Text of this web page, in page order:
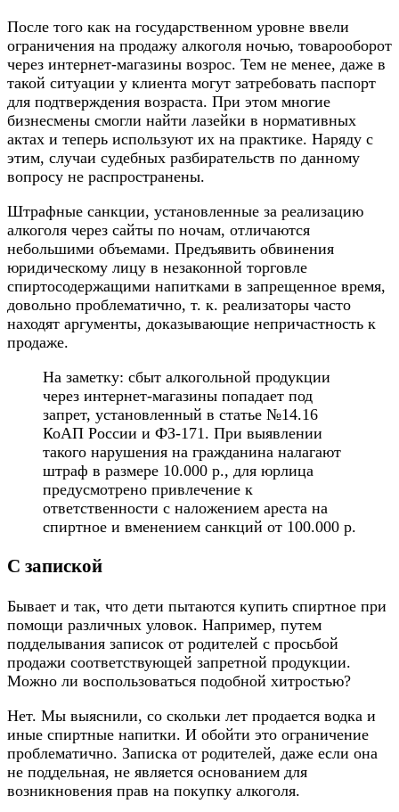
После того как на государственном уровне ввели
ограничения на продажу алкоголя ночью, товарооборот
через интернет-магазины возрос. Тем не менее, даже в
такой ситуации у клиента могут затребовать паспорт
для подтверждения возраста. При этом многие
бизнесмены смогли найти лазейки в нормативных
актах и теперь используют их на практике. Наряду с
этим, случаи судебных разбирательств по данному
вопросу не распространены.
Штрафные санкции, установленные за реализацию
алкоголя через сайты по ночам, отличаются
небольшими объемами. Предъявить обвинения
юридическому лицу в незаконной торговле
спиртосодержащими напитками в запрещенное время,
довольно проблематично, т. к. реализаторы часто
находят аргументы, доказывающие непричастность к
продаже.
На заметку: сбыт алкогольной продукции
через интернет-магазины попадает под
запрет, установленный в статье №14.16
КоАП России и ФЗ-171. При выявлении
такого нарушения на гражданина налагают
штраф в размере 10.000 р., для юрлица
предусмотрено привлечение к
ответственности с наложением ареста на
спиртное и вменением санкций от 100.000 р.
С запиской
Бывает и так, что дети пытаются купить спиртное при
помощи различных уловок. Например, путем
подделывания записок от родителей с просьбой
продажи соответствующей запретной продукции.
Можно ли воспользоваться подобной хитростью?
Нет. Мы выяснили, со скольки лет продается водка и
иные спиртные напитки. И обойти это ограничение
проблематично. Записка от родителей, даже если она
не поддельная, не является основанием для
возникновения прав на покупку алкоголя.